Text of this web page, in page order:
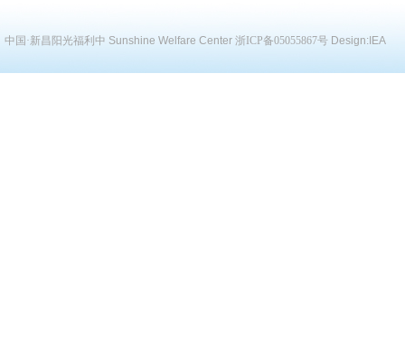
中国·新昌阳光福利中 Sunshine Welfare Center 浙ICP备05055867号 Design: IEA